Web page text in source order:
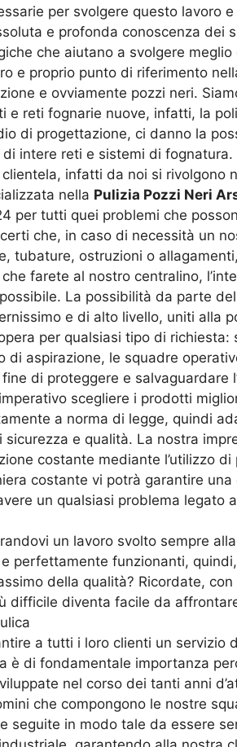
per svolgere questo lavoro
e profonda conoscenza dei
che aiutano a svolgere
e proprio punto di riferimento
e ovviamente pozzi neri.
reti fognarie nuove, infatti, la
di progettazione, ci danno la
intere reti e sistemi di fognatura.
infatti da noi si rivolgono
nella Pulizia Pozzi Neri
tutti quei problemi che
che, in caso di necessità un
tubature, ostruzioni o
farete al nostro centralino,
La possibilità da parte
e di alto livello, uniti alla
per qualsiasi tipo di
di aspirazione, le squadre
di proteggere e salvaguardare
scegliere i prodotti
a norma di legge, quindi
e qualità. La nostra
costante mediante l’utilizzo
costante vi potrà garantire una
un qualsiasi problema legato
un lavoro svolto sempre
perfettamente funzionanti,
della qualità? Ricordate, con
difficile diventa facile da
a tutti i loro clienti un servizio
è di fondamentale importanza
nel corso dei tanti anni
che compongono le nostre
in modo tale da essere